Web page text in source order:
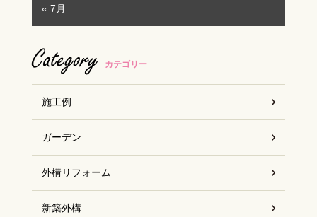
« 7月
Category カテゴリー
施工例
ガーデン
外構リフォーム
新築外構